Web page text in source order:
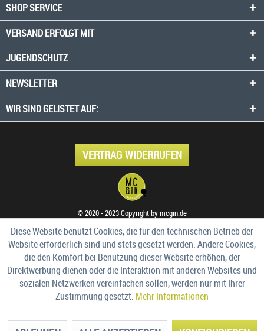
SHOP SERVICE
VERSAND ERFOLGT MIT
JUGENDSCHUTZ
NEWSLETTER
WIR SIND GELISTET AUF:
VERTRAG WIDERRUFEN
© 2020 - 2023 Copyright by mcgin.de
Diese Website benutzt Cookies, die für den technischen Betrieb der
Website erforderlich sind und stets gesetzt werden. Andere Cookies,
die den Komfort bei Benutzung dieser Website erhöhen, der
Direktwerbung dienen oder die Interaktion mit anderen Websites und
sozialen Netzwerken vereinfachen sollen, werden nur mit Ihrer
Zustimmung gesetzt. Mehr Informationen